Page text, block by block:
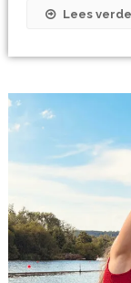
Lees